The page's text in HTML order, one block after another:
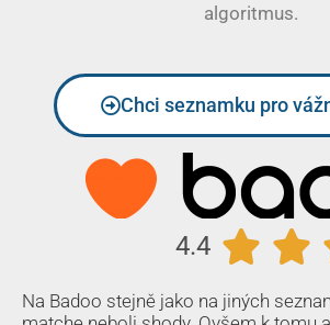
algoritmus.
Chci seznamku pro
4.4  
Na Badoo stejně jako na jiných